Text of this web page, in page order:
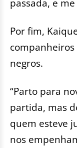
passada, e
Por fim,
negros.
“Parto para
partida, mas
quem esteve
nos